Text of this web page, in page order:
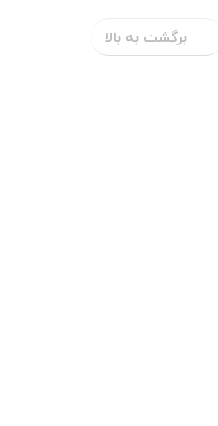
برگشت به بالا